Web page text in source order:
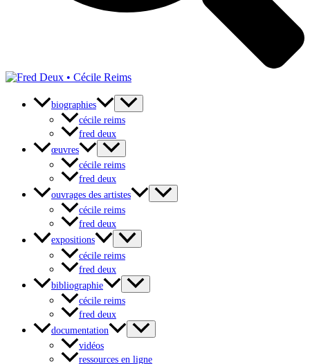
biographies
cécile reims
fred deux
œuvres
cécile reims
fred deux
ouvrages des artistes
cécile reims
fred deux
expositions
cécile reims
fred deux
bibliographie
cécile reims
fred deux
documentation
vidéos
ressources en ligne